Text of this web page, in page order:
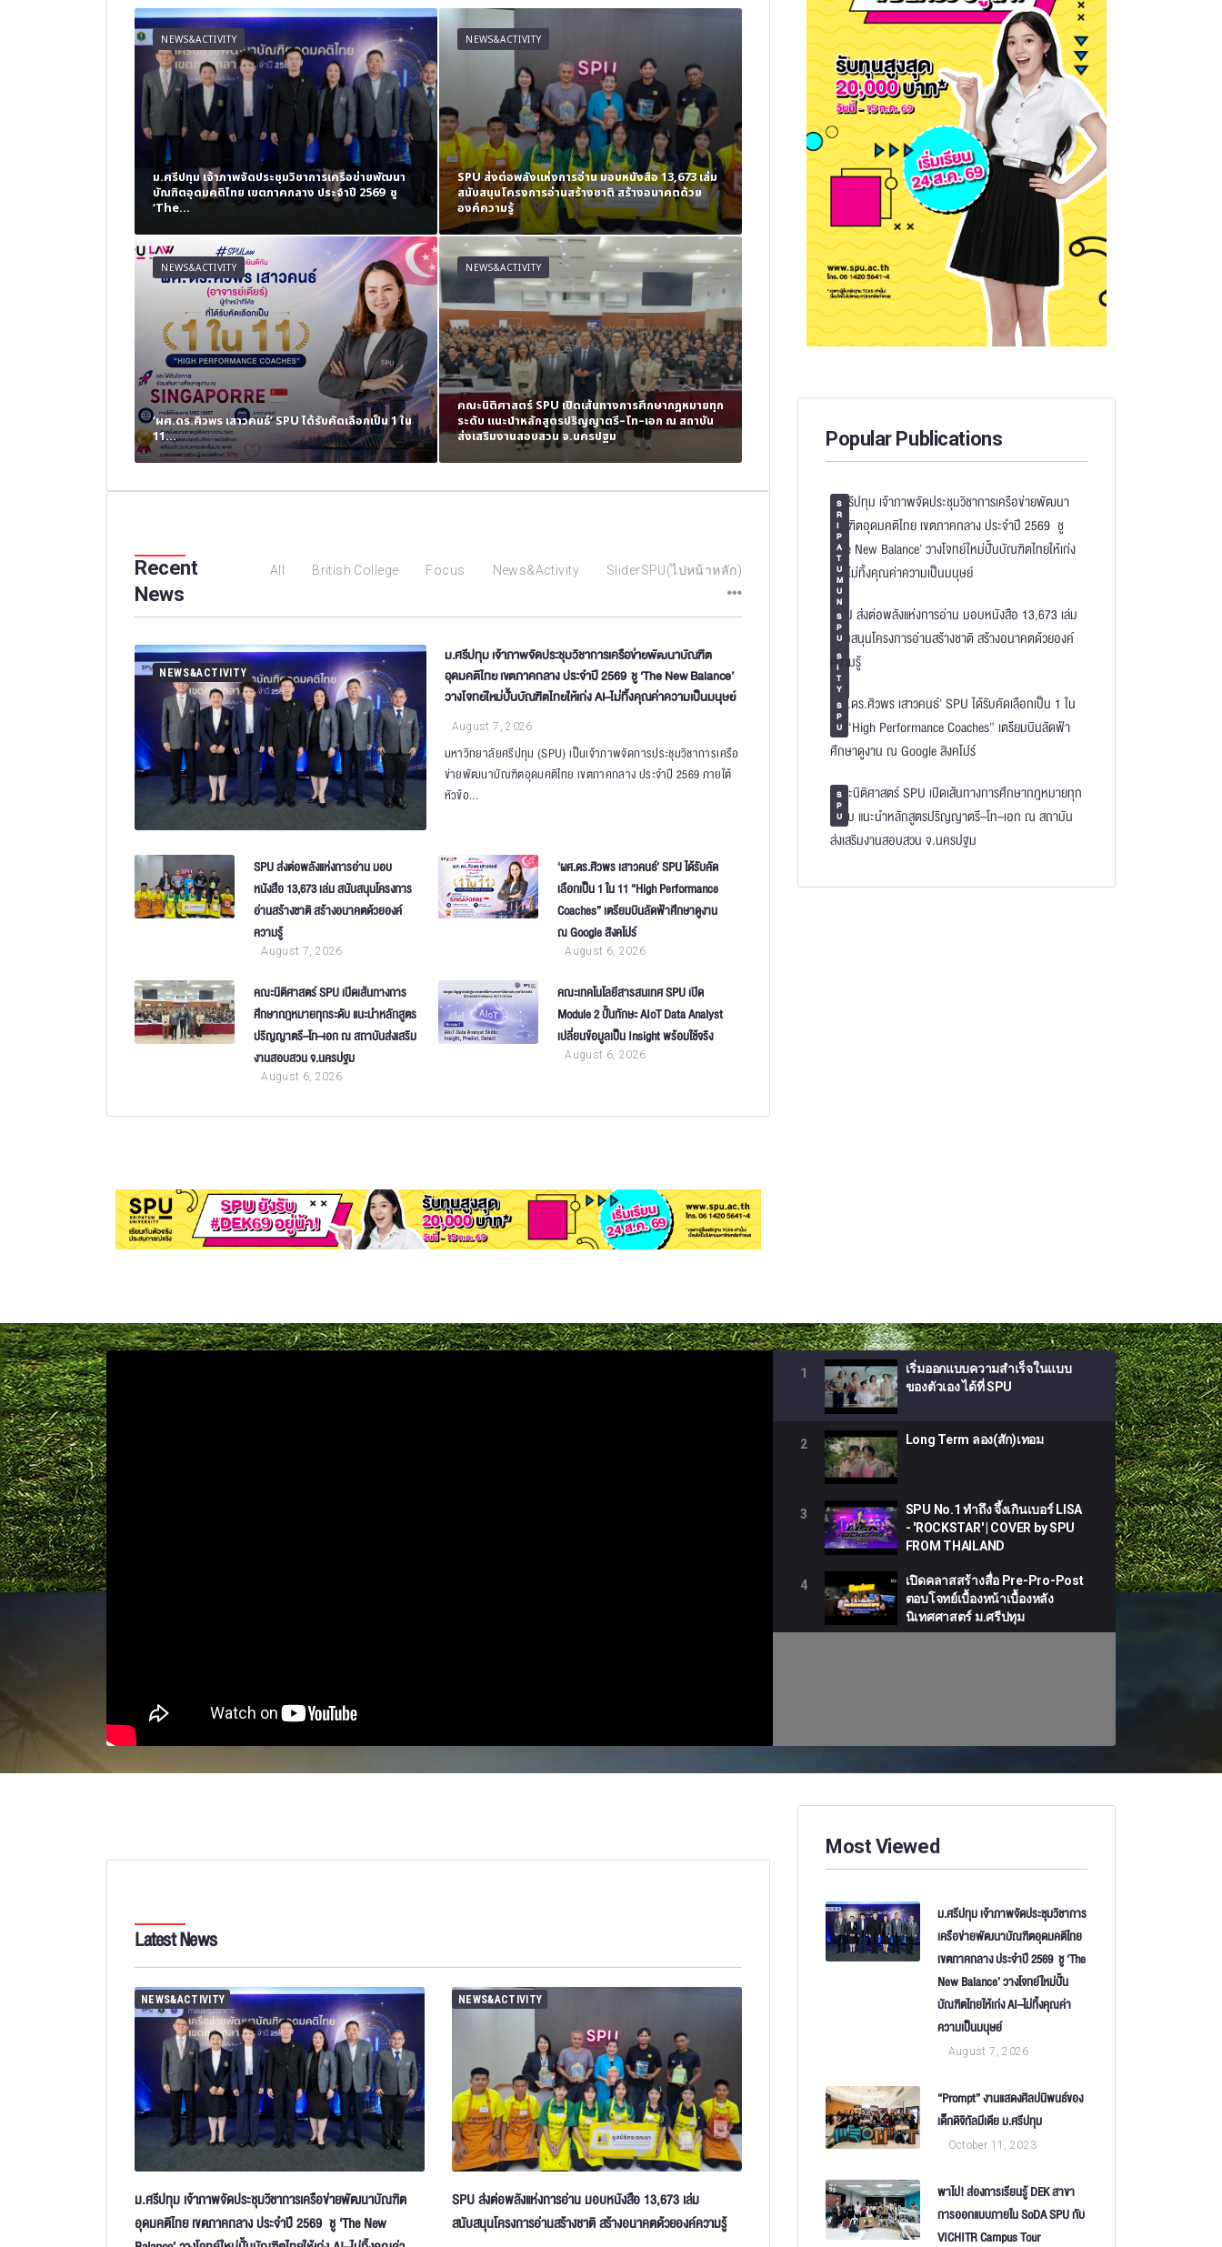
NEWS&ACTIVITY
ม.ศรีปทุม เจ้าภาพจัดประชุมวิชาการเครือข่ายพัฒนา
บัณฑิตอุดมคติไทย เขตภาคกลาง ประจำปี 2569 ชู
‘The...
NEWS&ACTIVITY
SPU ส่งต่อพลังแห่งการอ่าน มอบหนังสือ 13,673 เล่ม
สนับสนุนโครงการอ่านสร้างชาติ สร้างอนาคตด้วย
องค์ความรู้
NEWS&ACTIVITY
‘ผศ.ดร.ศิวพร เสาวคนธ์’ SPU ได้รับคัดเลือกเป็น 1 ใน
11...
NEWS&ACTIVITY
คณะนิติศาสตร์ SPU เปิดเส้นทางการศึกษากฎหมายทุก
ระดับ แนะนำหลักสูตรปริญญาตรี–โท–เอก ณ สถาบัน
ส่งเสริมงานสอบสวน จ.นครปฐม
NEWS&ACTIVITY
คณะเทคโนโลยีสารสนเทศ SPU เปิด Module 2 ปั้น
ทักษะ AIoT...
NEWS&ACTIVITY
IT SPU เปิดคลาส “The AI
ใช้...
NEWS&ACTIVITY
“High Performance Coaches”...
NEWS&ACTIVITY
Recent
News
All British College Focus News&Activity SliderSPU(ไปหน้าหลัก)
NEWS&ACTIVITY
ม.ศรีปทุม เจ้าภาพจัดประชุมวิชาการเครือข่ายพัฒนาบัณฑิต
อุดมคติไทย เขตภาคกลาง ประจำปี 2569 ชู ‘The New Balance’
วางโจทย์ใหม่ปั้นบัณฑิตไทยให้เก่ง AI–ไม่ทิ้งคุณค่าความเป็นมนุษย์
August 7, 2026
มหาวิทยาลัยศรีปทุม (SPU) เป็นเจ้าภาพจัดการประชุมวิชาการเครือ
ข่ายพัฒนาบัณฑิตอุดมคติไทย เขตภาคกลาง ประจำปี 2569 ภายใต้
หัวข้อ...
SPU ส่งต่อพลังแห่งการอ่าน มอบ
หนังสือ 13,673 เล่ม สนับสนุนโครงการ
อ่านสร้างชาติ สร้างอนาคตด้วยองค์
ความรู้
August 7, 2026
‘ผศ.ดร.ศิวพร เสาวคนธ์’ SPU ได้รับคัด
เลือกเป็น 1 ใน 11 “High Performance
Coaches” เตรียมบินลัดฟ้าศึกษาดูงาน
ณ Google สิงคโปร์
August 6, 2026
คณะนิติศาสตร์ SPU เปิดเส้นทางการ
ศึกษากฎหมายทุกระดับ แนะนำหลักสูตร
ปริญญาตรี–โท–เอก ณ สถาบันส่งเสริม
งานสอบสวน จ.นครปฐม
August 6, 2026
คณะเทคโนโลยีสารสนเทศ SPU เปิด
Module 2 ปั้นทักษะ AIoT Data Analyst
เปลี่ยนข้อมูลเป็น Insight พร้อมใช้จริง
August 6, 2026
Popular Publications
S
R
I
P
A
T
U
M
U
N
I
V
E
R
S
I
T
Y
ม.ศรีปทุม เจ้าภาพจัดประชุมวิชาการเครือข่ายพัฒนา
บัณฑิตอุดมคติไทย เขตภาคกลาง ประจำปี 2569 ชู
‘The New Balance’ วางโจทย์ใหม่ปั้นบัณฑิตไทยให้เก่ง
AI–ไม่ทิ้งคุณค่าความเป็นมนุษย์
S
P
U
SPU ส่งต่อพลังแห่งการอ่าน มอบหนังสือ 13,673 เล่ม
สนับสนุนโครงการอ่านสร้างชาติ สร้างอนาคตด้วยองค์
ความรู้
S
P
U
‘ผศ.ดร.ศิวพร เสาวคนธ์’ SPU ได้รับคัดเลือกเป็น 1 ใน
11 “High Performance Coaches” เตรียมบินลัดฟ้า
ศึกษาดูงาน ณ Google สิงคโปร์
S
P
U
คณะนิติศาสตร์ SPU เปิดเส้นทางการศึกษากฎหมายทุก
ระดับ แนะนำหลักสูตรปริญญาตรี–โท–เอก ณ สถาบัน
ส่งเสริมงานสอบสวน จ.นครปฐม
1
เริ่มออกแบบความสำเร็จในแบบ
ของตัวเอง ได้ที่ SPU
2 Long Term ลอง(สัก)เทอม
3
SPU No.1 ทำถึง จึ้งเกินเบอร์ LISA
- 'ROCKSTAR' | COVER by SPU
FROM THAILAND
4
เปิดคลาสสร้างสื่อ Pre-Pro-Post
ตอบโจทย์เบื้องหน้าเบื้องหลัง
นิเทศศาสตร์ ม.ศรีปทุม
Latest News
NEWS&ACTIVITY
ม.ศรีปทุม เจ้าภาพจัดประชุมวิชาการเครือข่ายพัฒนาบัณฑิต
อุดมคติไทย เขตภาคกลาง ประจำปี 2569 ชู ‘The New
NEWS&ACTIVITY
SPU ส่งต่อพลังแห่งการอ่าน มอบหนังสือ 13,673 เล่ม
สนับสนุนโครงการอ่านสร้างชาติ สร้างอนาคตด้วยองค์ความรู้
Most Viewed
ม.ศรีปทุม เจ้าภาพจัดประชุมวิชาการ
เครือข่ายพัฒนาบัณฑิตอุดมคติไทย
เขตภาคกลาง ประจำปี 2569 ชู ‘The
New Balance’ วางโจทย์ใหม่ปั้น
บัณฑิตไทยให้เก่ง AI–ไม่ทิ้งคุณค่า
ความเป็นมนุษย์
August 7, 2026
“Prompt” งานแสดงศิลปนิพนธ์ของ
เด็กดิจิทัลมีเดีย ม.ศรีปทุม
October 11, 2023
พาไป! ส่องการเรียนรู้ DEK สาขา
การออกแบบภายใน SoDA SPU กับ
VICHITR Campus Tour